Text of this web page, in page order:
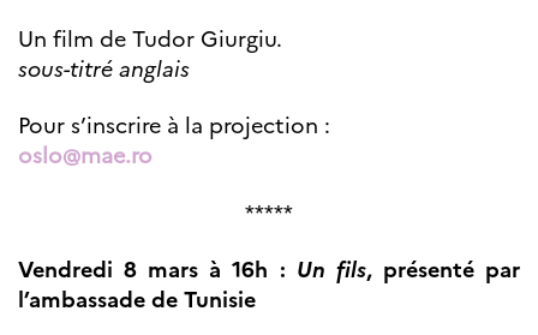
Un film de Tudor Giurgiu.
sous-titré anglais
Pour s’inscrire à la projection :
oslo@mae.ro
*****
Vendredi 8 mars à 16h : Un fils, présenté par
l’ambassade de Tunisie